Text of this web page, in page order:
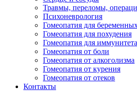
Травмы, переломы,
Психоневрология
Гомеопатия для
Гомеопатия для похудения
Гомеопатия для иммунитета
Гомеопатия от боли
Гомеопатия от алкоголизма
Гомеопатия от курения
Гомеопатия от отеков
Контакты